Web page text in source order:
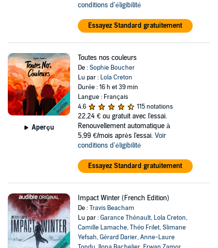
conditions d'éligibilité
Essayez Standard gratuitement
Aperçu
Toutes nos couleurs
De :Sophie Boucher
Lu par : Lola Creton
Durée : 16 h et 39 min
Langue : Français
4,6
115 notations
22,24 € ou gratuit avec l'essai.
Renouvellement automatique à
5,99 €/mois après l'essai. Voir
conditions d'éligibilité
Essayez Standard gratuitement
Impact Winter (French Edition)
De :Travis Beacham
Lu par :Garance Thénault, Lola Creton,
Camille Lamache,Théo Frilet,Slimane
Yefsah,Gérard Darier,Anne-Laure